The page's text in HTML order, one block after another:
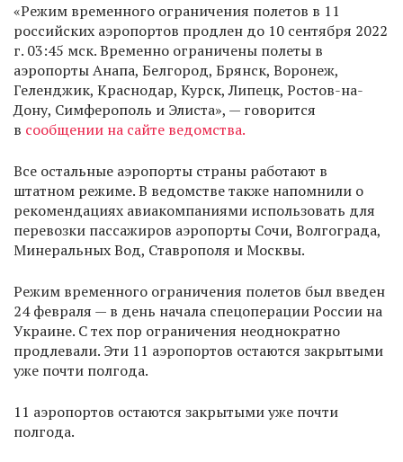
«Режим временного ограничения полетов в 11
российских аэропортов продлен до 10 сентября 2022
г. 03:45 мск. Временно ограничены полеты в
аэропорты Анапа, Белгород, Брянск, Воронеж,
Геленджик, Краснодар, Курск, Липецк, Ростов-на-
Дону, Симферополь и Элиста», — говорится
в сообщении на сайте ведомства.
Все остальные аэропорты страны работают в
штатном режиме. В ведомстве также напомнили о
рекомендациях авиакомпаниями использовать для
перевозки пассажиров аэропорты Сочи, Волгограда,
Минеральных Вод, Ставрополя и Москвы.
Режим временного ограничения полетов был введен
24 февраля — в день начала спецоперации России на
Украине. С тех пор ограничения неоднократно
продлевали. Эти 11 аэропортов остаются закрытыми
уже почти полгода.
11 аэропортов остаются закрытыми уже почти
полгода.